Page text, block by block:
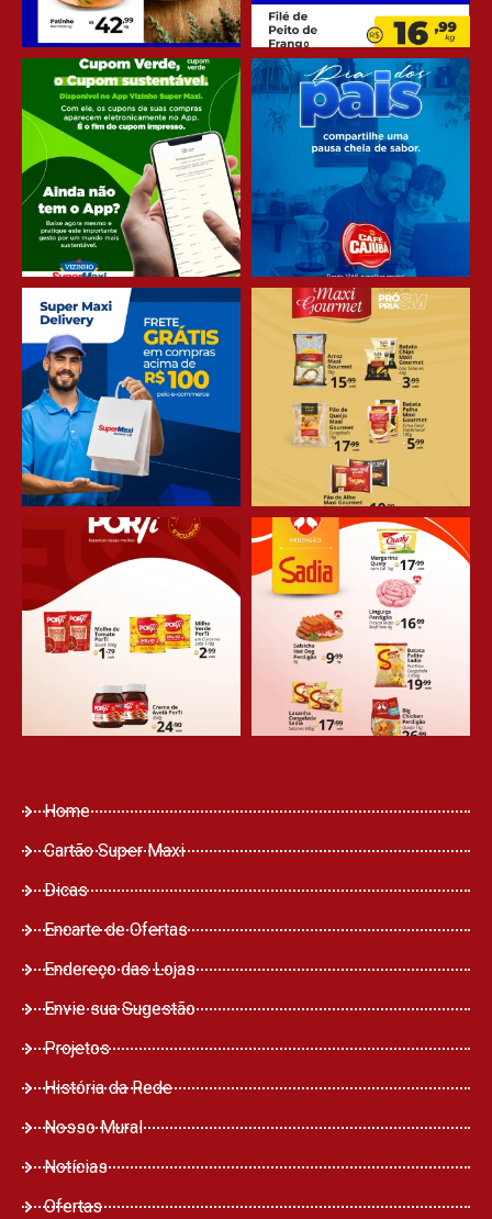
Home
Cartão Super Maxi
Dicas
Encarte de Ofertas
Endereço das Lojas
Envie sua Sugestão
Projetos
História da Rede
Nosso Mural
Notícias
Ofertas